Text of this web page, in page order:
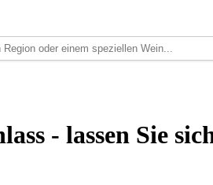
- lassen Sie